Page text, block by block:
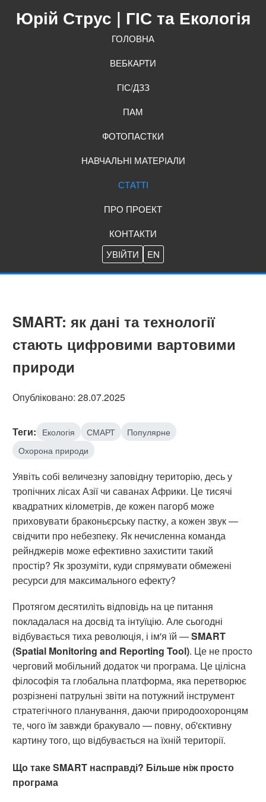
Юрій Струс | ГІС та Екологія
ГОЛОВНА
ВЕБКАРТИ
ГІС/ДЗЗ
ПАМ
ФОТОПАСТКИ
НАВЧАЛЬНІ МАТЕРІАЛИ
СТАТТІ
ПРО ПРОЕКТ
КОНТАКТИ
УВІЙТИ
EN
SMART: як дані та технології
стають цифровими вартовими
природи
Опубліковано: 28.07.2025
Теги: Екологія СМАРТ
Популярне
Охорона природи
Уявіть собі величезну заповідну територію, десь у
тропічних лісах Азії чи саванах Африки. Це тисячі
квадратних кілометрів, де кожен пагорб може
приховувати браконьєрську пастку, а кожен звук —
свідчити про небезпеку. Як нечисленна команда
рейнджерів може ефективно захистити такий
простір? Як зрозуміти, куди спрямувати обмежені
ресурси для максимального ефекту?
Протягом десятиліть відповідь на це питання
покладалася на досвід та інтуїцію. Але сьогодні
відбувається тиха революція, і ім'я їй —SMART
(Spatial Monitoring and Reporting Tool). Це не просто
черговий мобільний додаток чи програма. Це цілісна
філософія та глобальна платформа, яка перетворює
розрізнені патрульні звіти на потужний інструмент
стратегічного планування, даючи природоохоронцям
те, чого їм завжди бракувало — повну, об'єктивну
картину того, що відбувається на їхній території.
Що таке SMART насправді? Більше ніж просто
програма